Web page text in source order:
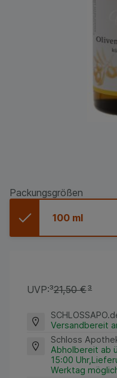
Packungsgrößen
100 ml
UVP:³21,50 €³
Versandbereit
Schloss
Abholbereit ab
15:00
Werktag